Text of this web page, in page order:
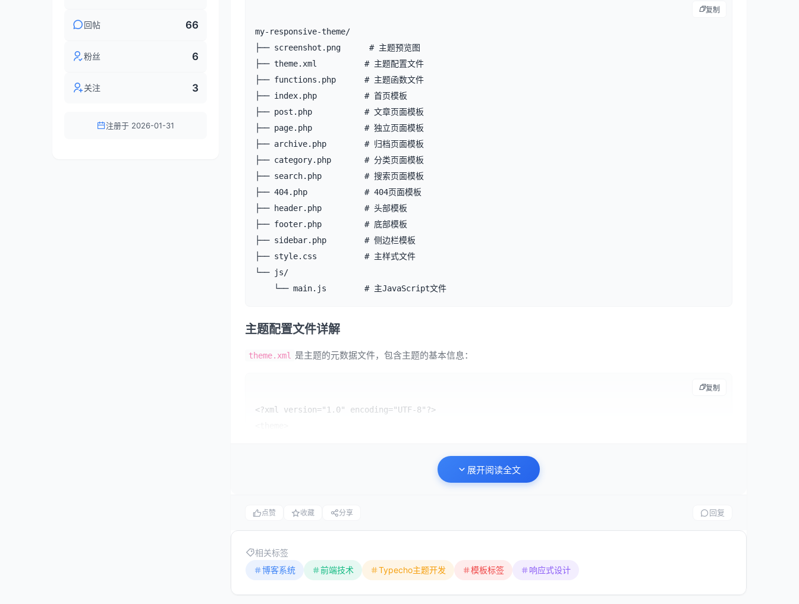
回帖 66
粉丝 6
关注 3
注册于 2026-01-31
my-responsive-theme/
├── screenshot.png      # 主题预览图
├── theme.xml          # 主题配置文件
├── functions.php      # 主题函数文件
├── index.php          # 首页模板
├── post.php           # 文章页面模板
├── page.php           # 独立页面模板
├── archive.php        # 归档页面模板
├── category.php       # 分类页面模板
├── search.php         # 搜索页面模板
├── 404.php            # 404页面模板
├── header.php         # 头部模板
├── footer.php         # 底部模板
├── sidebar.php        # 侧边栏模板
├── style.css          # 主样式文件
└── js/
    └── main.js        # 主JavaScript文件
复制
主题配置文件详解
theme.xml 是主题的元数据文件，包含主题的基本信息：
<?xml version="1.0" encoding="UTF-8"?>
        <feature>响应式设计</feature>
        <feature>暗色模式</feature>
复制
展开阅读全文
点赞 收藏 分享 回复
相关标签
博客系统
前端技术 Typecho主题开发 模板标签 响应式设计